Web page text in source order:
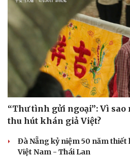
“Thư tình gửi ngoại”: Vì sao
thu hút khán giả Việt?
Đà Nẵng kỷ niệm 50 năm thiết
Việt Nam - Thái Lan